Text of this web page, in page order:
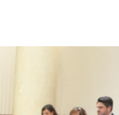
директорот.